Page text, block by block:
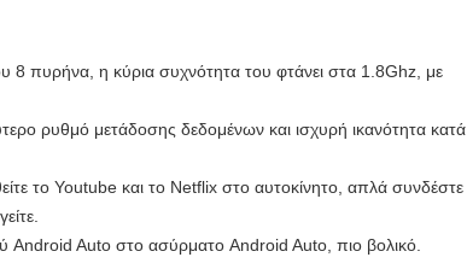
8 πυρήνα, η κύρια συχνότητα του φτάνει στα 1.8Ghz, με
ρυθμό μετάδοσης δεδομένων και ισχυρή ικανότητα κατά
το Youtube και το Netflix στο αυτοκίνητο, απλά συνδέστε
Android Auto στο ασύρματο Android Auto, πιο βολικό.